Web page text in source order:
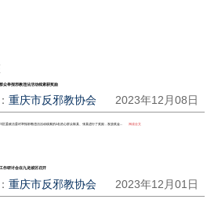
众举报邪教违法活动线索获奖励
重庆市反邪教协会 2023年12月08日
区委政法委对举报邪教违法活动线索的2名热心群众陈某、张某进行了奖励，发放奖金... 阅读全文
作研讨会在九龙坡区召开
重庆市反邪教协会 2023年12月01日